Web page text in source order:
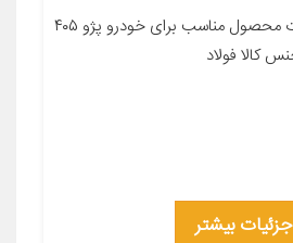
معرفی محصول جزئیات محصول مناسب برای خودرو پژو ۴۰۵
جزئیات بیشتر